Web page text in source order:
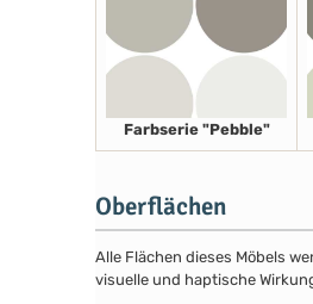
Farbserie "Pebble"
Oberflächen
Alle Flächen dieses Möbels
visuelle und haptische